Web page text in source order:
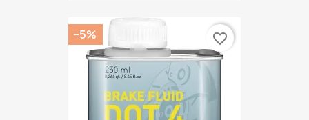
−5% favorite_border